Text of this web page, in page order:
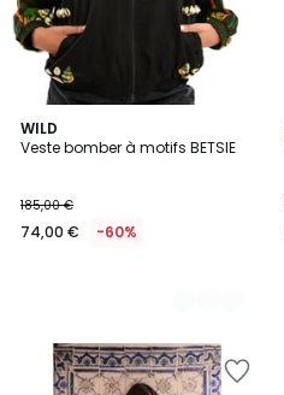
WILD
Veste bomber à motifs BETSIE
185,00 €
74,00 € -60%
2
Couleurs